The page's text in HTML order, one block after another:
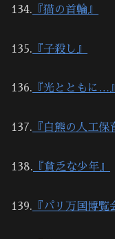
134. 『猫の首輪』
135. 『子殺し』
136. 『光とともに…』
137. 『白熊の人工保
138. 『貧乏な少年』
139. 『パリ万国博覧